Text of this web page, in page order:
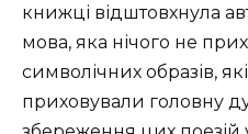
книжці відштовхнула
мова, яка нічого не
символічних образів,
приховували головну